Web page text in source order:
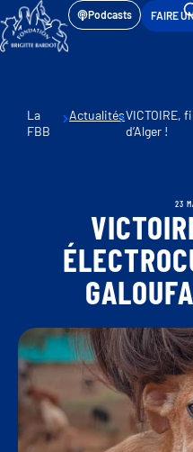
Podcasts FAIRE
La
FBB
ActualitésVICTOIRE,
d’Alger !
23